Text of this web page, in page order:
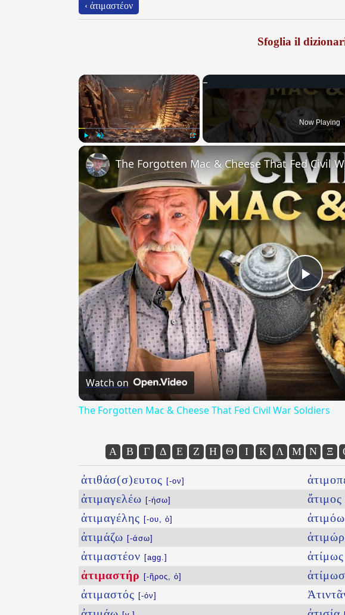
‹ ἀτιμαστέον
Sfoglia il
×
Play
Now Playing
Play
The Forgotten Mac & Cheese That Fed Civil
Watch on
The Forgotten Mac & Cheese That Fed Civil War Soldiers
Α Β Γ Δ Ε Ζ Η Θ Ι Κ Λ Μ Ν Ξ
ἀτιθάσ(σ)ευτος [-ον]
ἀτιμαγελέω [-ήσω]
ἀτιμαγέλης [-ου, ὁ]
ἀτιμάζω [-άσω]
ἀτιμαστέον [agg.]
ἀτιμαστήρ [-ῆρος, ὁ]
ἀτιμαστός [-όν]
ἄτιμος
ἀτιμόω
ἀτίμως